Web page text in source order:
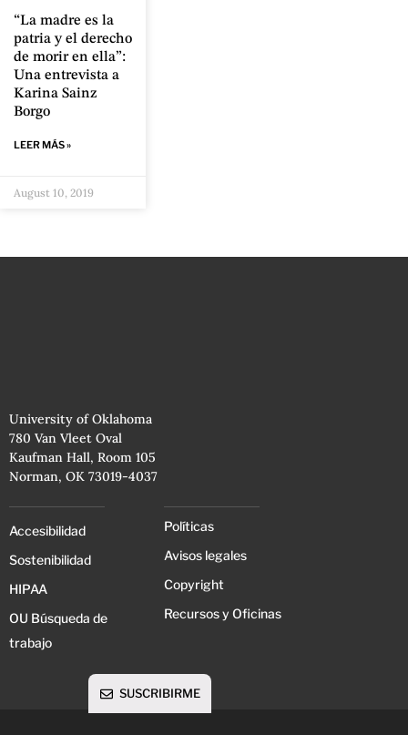
“La madre es la
patria y el derecho
de morir en ella”:
Una entrevista a
Karina Sainz
Borgo
LEER MÁS »
August 10, 2019
University of Oklahoma
780 Van Vleet Oval
Kaufman Hall, Room 105
Norman, OK 73019-4037
Accesibilidad
Sostenibilidad
HIPAA
OU Búsqueda de
trabajo
Políticas
Avisos legales
Copyright
Recursos y Oficinas
SUSCRIBIRME